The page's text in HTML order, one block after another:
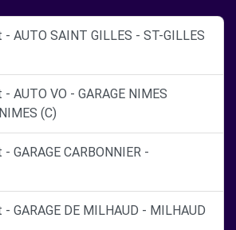
AUTO SAINT GILLES - ST-GILLES
AUTO VO - GARAGE NIMES
(C)
GARAGE CARBONNIER -
GARAGE DE MILHAUD - MILHAUD